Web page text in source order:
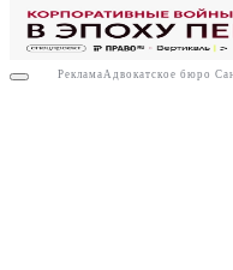
Реклама Адвокатское бюро